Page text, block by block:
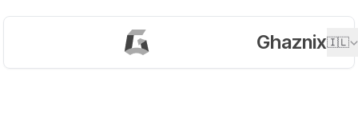
Ghaznix🇮🇱